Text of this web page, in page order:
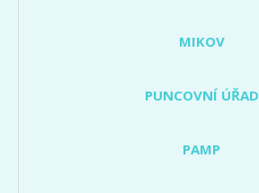
MIKOV
PUNCOVNÍ ÚŘAD
PAMP